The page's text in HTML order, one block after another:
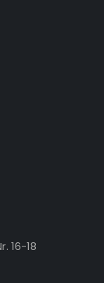
16-18